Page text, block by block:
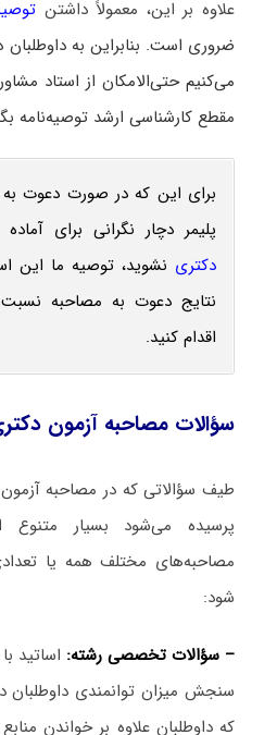
علاوه بر این، معمولاً داشتن
ضروری است. بنابراین به
می‌کنیم حتی‌الامکان از استاد
مقطع کارشناسی ارشد توصیه‌نامه
برای این که در صورت دعوت
پلیمر دچار نگرانی برای
دکتری نشوید، توصیه ما این
نتایج دعوت به مصاحبه
اقدام کنید.
سؤالات مصاحبه آزمون
طیف سؤالاتی که در مصاحبه
پرسیده می‌شود بسیار
مصاحبه‌های مختلف همه یا
شود:
– سؤالات تخصصی رشته: اساتید
سنجش میزان توانمندی داوطلبان
که داوطلبان علاوه بر خواندن